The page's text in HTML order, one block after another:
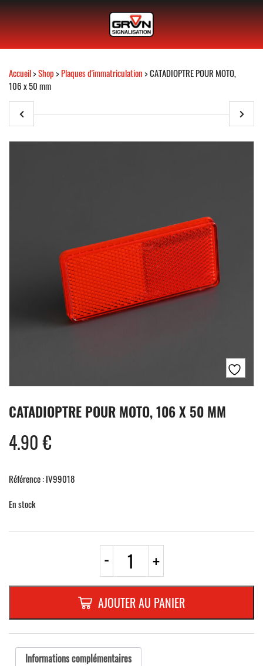
Accueil>Shop>Plaques d'immatriculation> CATADIOPTRE POUR MOTO,
106 x 50 mm
CATADIOPTRE POUR MOTO, 106 X 50 MM
4.90€
Référence : IV99018
En stock
- quantité
CATADIOPTRE
POUR
MOTO,
106
x
50
mm
+
AJOUTER AU PANIER
Informations complémentaires